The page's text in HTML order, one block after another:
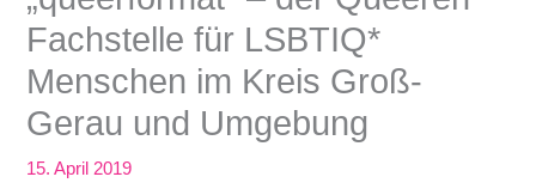
Fachstelle für LSBTIQ*
Menschen im Kreis Groß-
Gerau und Umgebung
15. April 2019